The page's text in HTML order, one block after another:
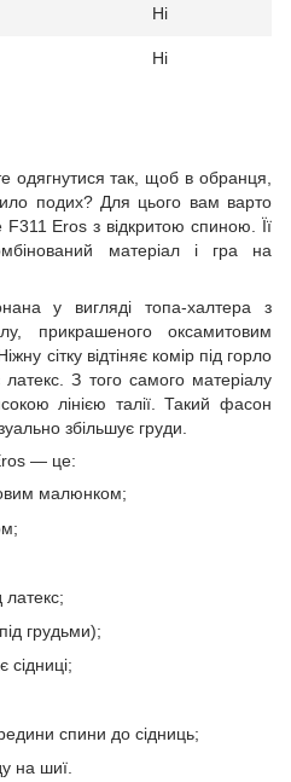
Ні
Ні
одягнутися так, щоб в обранця,
подих? Для цього вам варто
Eros з відкритою спиною. Її
матеріал і гра на
у вигляді топа-халтера з
прикрашеного оксамитовим
сітку відтіняє комір під горло
З того самого матеріалу
лінією талії. Такий фасон
збільшує груди.
— це:
малюнком;
латекс;
грудьми);
сідниці;
спини до сідниць;
на шиї.